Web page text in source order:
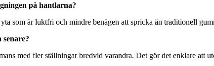
på hantlarna?
som är luktfri och mindre benägen att spricka än traditionell
med fler ställningar bredvid varandra. Det gör det enklare att